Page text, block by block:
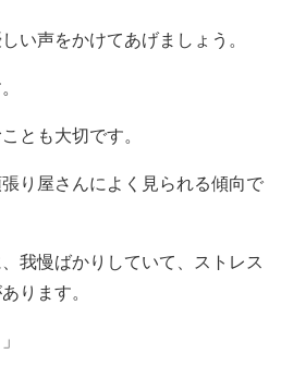
い声をかけてあげましょう。
とも大切です。
り屋さんによく見られる傾向で
我慢ばかりしていて、ストレス
ります。